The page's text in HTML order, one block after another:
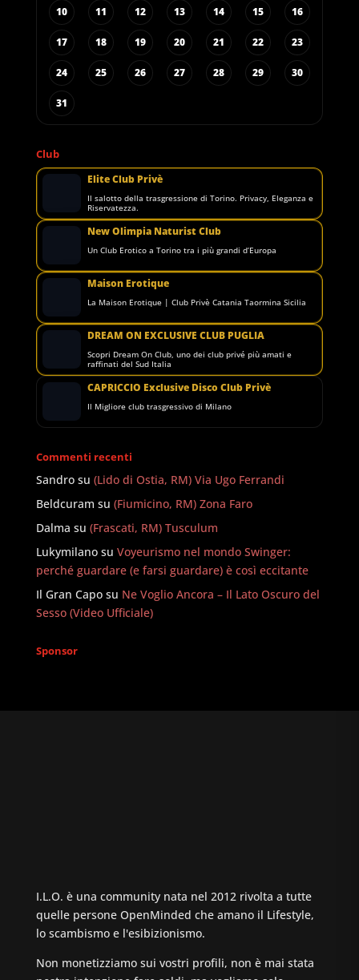
10 11 12 13 14 15 16
17 18 19 20 21 22 23
24 25 26 27 28 29 30
31
Club
Elite Club Privè
Il salotto della trasgressione di Torino. Privacy, Eleganza e
Riservatezza.
New Olimpia Naturist Club
Un Club Erotico a Torino tra i più grandi d’Europa
Maison Erotique
La Maison Erotique | Club Privè Catania Taormina Sicilia
DREAM ON EXCLUSIVE CLUB PUGLIA
Scopri Dream On Club, uno dei club privé più amati e
raffinati del Sud Italia
CAPRICCIO Exclusive Disco Club Privè
Il Migliore club trasgressivo di Milano
Commenti recenti
Sandrosu (Lido di Ostia, RM) Via Ugo Ferrandi
Beldcuram su (Fiumicino, RM) Zona Faro
Dalma su (Frascati, RM) Tusculum
Lukymilanosu Voyeurismo nel mondo Swinger:
perché guardare (e farsi guardare) è così eccitante
Il Gran Caposu Ne Voglio Ancora – Il Lato Oscuro del
Sesso (Video Ufficiale)
Sponsor
I.L.O. è una community nata nel 2012 rivolta a tutte
quelle persone OpenMinded che amano il Lifestyle,
lo scambismo e l'esibizionismo.
Non monetizziamo sui vostri profili, non è mai stata